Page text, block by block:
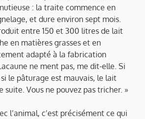
: la traite commence en
et dure environ sept mois.
entre 150 et 300 litres de lait
en matières grasses et en
adapté à la fabrication
ne ment pas, me dit-elle. Si
le pâturage est mauvais, le lait
suite. Vous ne pouvez pas tricher. »
l’animal, c’est précisément ce qui